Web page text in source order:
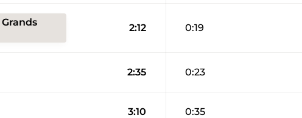
2:12 0:19
2:35 0:23
3:10 0:35